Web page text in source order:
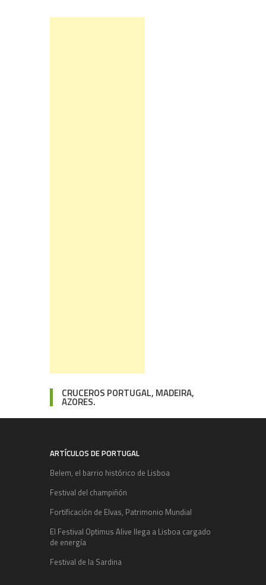
CRUCEROS PORTUGAL, MADEIRA,
AZORES.
ARTÍCULOS DE PORTUGAL
Belem, el barrio histórico de Lisboa
Festival del champiñón
Fortificación de Elvas, Patrimonio Mundial
El Festival Optimus Alive llega a Lisboa cargado
de energía
Festival de la Sardina